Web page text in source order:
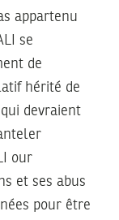
appartenu
se
de
hérité de
qui devraient
our
et ses abus
pour être